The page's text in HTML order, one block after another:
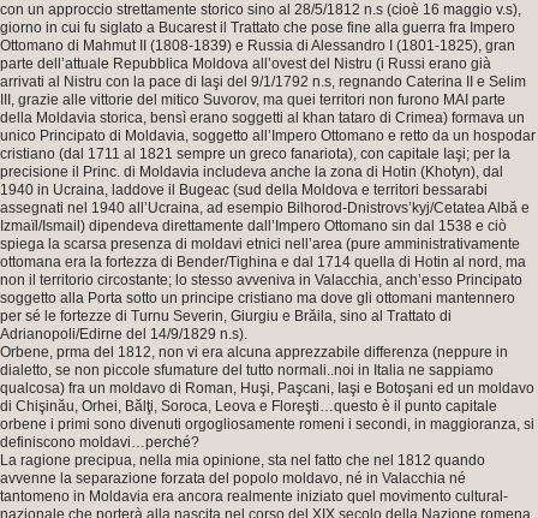
con un approccio strettamente storico sino al 28/5/1812 n.s (cioè 16 maggio v.s),
giorno in cui fu siglato a Bucarest il Trattato che pose fine alla guerra fra Impero
Ottomano di Mahmut II (1808-1839) e Russia di Alessandro I (1801-1825), gran
parte dell’attuale Repubblica Moldova all’ovest del Nistru (i Russi erano già
arrivati al Nistru con la pace di Iaşi del 9/1/1792 n.s, regnando Caterina II e Selim
III, grazie alle vittorie del mitico Suvorov, ma quei territori non furono MAI parte
della Moldavia storica, bensì erano soggetti al khan tataro di Crimea) formava un
unico Principato di Moldavia, soggetto all’Impero Ottomano e retto da un hospodar
cristiano (dal 1711 al 1821 sempre un greco fanariota), con capitale Iaşi; per la
precisione il Princ. di Moldavia includeva anche la zona di Hotin (Khotyn), dal
1940 in Ucraina, laddove il Bugeac (sud della Moldova e territori bessarabi
assegnati nel 1940 all’Ucraina, ad esempio Bilhorod-Dnistrovs’kyj/Cetatea Albă e
Izmaïl/Ismail) dipendeva direttamente dall’Impero Ottomano sin dal 1538 e ciò
spiega la scarsa presenza di moldavi etnici nell’area (pure amministrativamente
ottomana era la fortezza di Bender/Tighina e dal 1714 quella di Hotin al nord, ma
non il territorio circostante; lo stesso avveniva in Valacchia, anch’esso Principato
soggetto alla Porta sotto un principe cristiano ma dove gli ottomani mantennero
per sé le fortezze di Turnu Severin, Giurgiu e Brăila, sino al Trattato di
Adrianopoli/Edirne del 14/9/1829 n.s).
Orbene, prma del 1812, non vi era alcuna apprezzabile differenza (neppure in
dialetto, se non piccole sfumature del tutto normali..noi in Italia ne sappiamo
qualcosa) fra un moldavo di Roman, Huşi, Paşcani, Iaşi e Botoşani ed un moldavo
di Chişinău, Orhei, Bălţi, Soroca, Leova e Floreşti…questo è il punto capitale
orbene i primi sono divenuti orgogliosamente romeni i secondi, in maggioranza, si
definiscono moldavi…perché?
La ragione precipua, nella mia opinione, sta nel fatto che nel 1812 quando
avvenne la separazione forzata del popolo moldavo, né in Valacchia né
tantomeno in Moldavia era ancora realmente iniziato quel movimento cultural-
nazionale che porterà alla nascita nel corso del XIX secolo della Nazione romena,